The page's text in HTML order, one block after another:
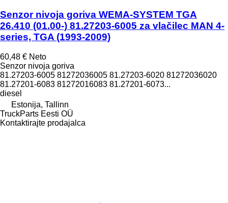
Senzor nivoja goriva WEMA-SYSTEM TGA
26.410 (01.00-) 81.27203-6005 za vlačilec MAN 4-
series, TGA (1993-2009)
60,48 € Neto
Senzor nivoja goriva
81.27203-6005 81272036005 81.27203-6020 81272036020
81.27201-6083 81272016083 81.27201-6073...
diesel
Estonija, Tallinn
TruckParts Eesti OÜ
Kontaktirajte prodajalca